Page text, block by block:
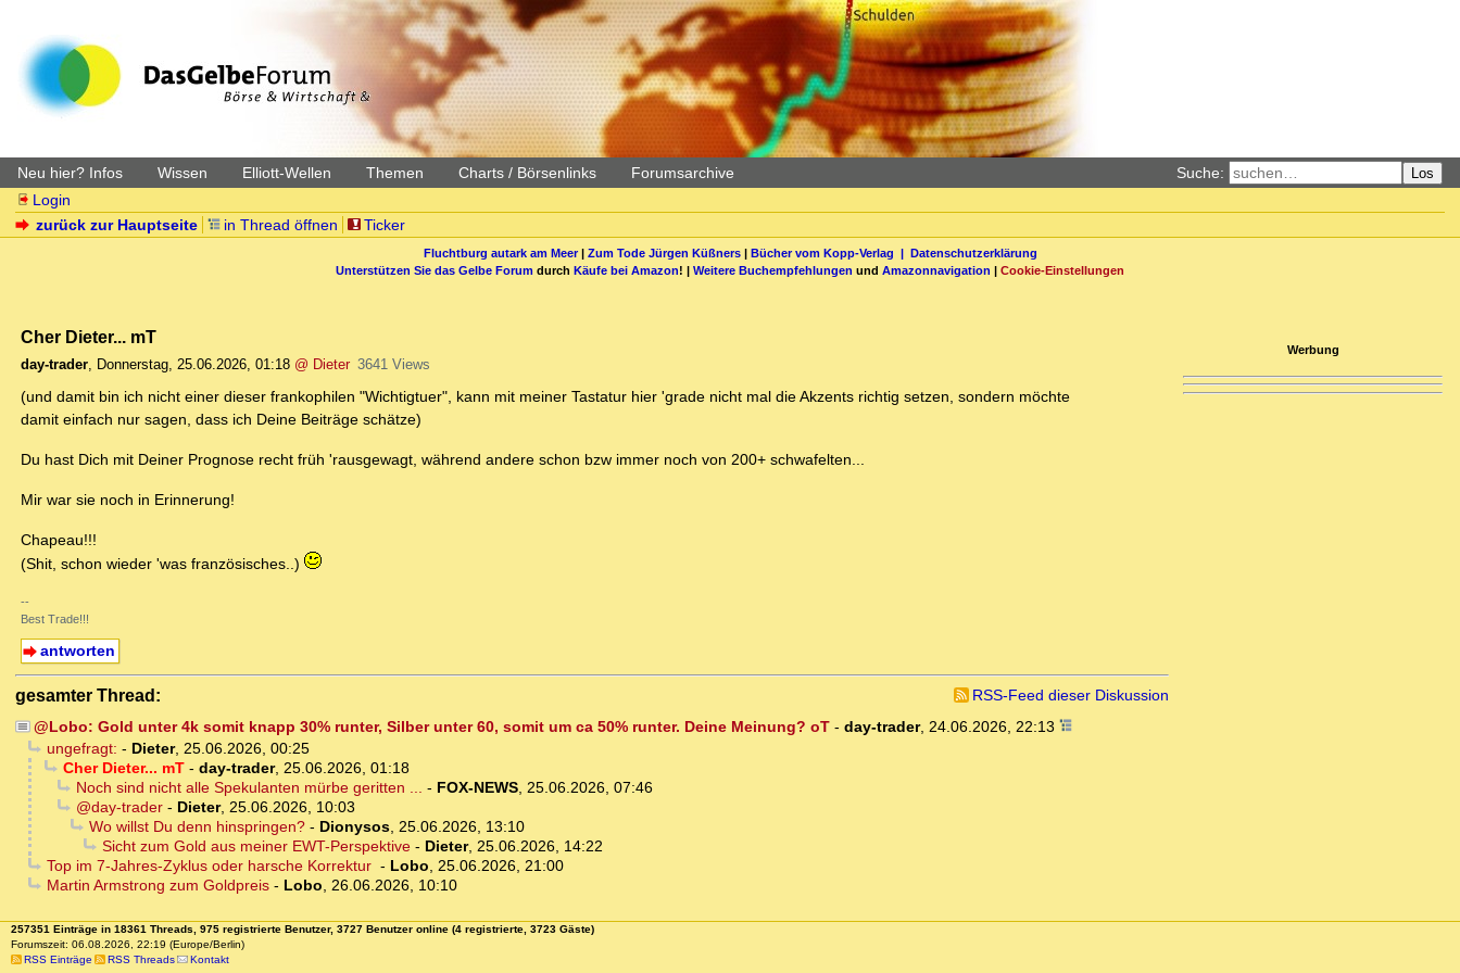
Neu hier? Infos Wissen Elliott-Wellen Themen Charts / Börsenlinks Forumsarchive Suche: Los
Login
zurück zur Hauptseite
in Thread öffnen Ticker
Fluchtburg autark am Meer| Zum Tode Jürgen Küßners| Bücher vom Kopp-Verlag | Datenschutzerklärung
Unterstützen Sie das Gelbe Forum durch Käufe bei Amazon! | Weitere Buchempfehlungen und Amazonnavigation | Cookie-Einstellungen
Cher Dieter... mT
day-trader, Donnerstag, 25.06.2026, 01:18 @ Dieter 3641 Views
(und damit bin ich nicht einer dieser frankophilen "Wichtigtuer", kann mit meiner Tastatur hier 'grade nicht mal die Akzents richtig setzen, sondern möchte
damit einfach nur sagen, dass ich Deine Beiträge schätze)
Du hast Dich mit Deiner Prognose recht früh 'rausgewagt, während andere schon bzw immer noch von 200+ schwafelten...
Mir war sie noch in Erinnerung!
Chapeau!!!
(Shit, schon wieder 'was französisches..)
--
Best Trade!!!
antworten
gesamter Thread:
RSS-Feed dieser Diskussion
@Lobo: Gold unter 4k somit knapp 30% runter, Silber unter 60, somit um ca 50% runter. Deine Meinung? oT- day-trader, 24.06.2026, 22:13
ungefragt: - Dieter, 25.06.2026, 00:25
Cher Dieter... mT- day-trader, 25.06.2026, 01:18
Noch sind nicht alle Spekulanten mürbe geritten ... - FOX-NEWS, 25.06.2026, 07:46
@day-trader- Dieter, 25.06.2026, 10:03
Wo willst Du denn hinspringen?- Dionysos, 25.06.2026, 13:10
Sicht zum Gold aus meiner EWT-Perspektive- Dieter, 25.06.2026, 14:22
Top im 7-Jahres-Zyklus oder harsche Korrektur - Lobo, 25.06.2026, 21:00
Martin Armstrong zum Goldpreis- Lobo, 26.06.2026, 10:10
Werbung
257351 Einträge in 18361 Threads, 975 registrierte Benutzer, 3727 Benutzer online (4 registrierte, 3723 Gäste)
Forumszeit: 06.08.2026, 22:19 (Europe/Berlin)
RSS Einträge
RSS Threads Kontakt